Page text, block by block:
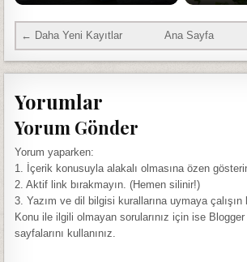
← Daha Yeni Kayıtlar Ana Sayfa
Yorumlar
Yorum Gönder
Yorum yaparken:
1. İçerik konusuyla alakalı olmasına özen
2. Aktif link bırakmayın. (Hemen silinir!)
3. Yazım ve dil bilgisi kurallarına uymaya çalışın
Konu ile ilgili olmayan sorularınız için ise
sayfalarını kullanınız.